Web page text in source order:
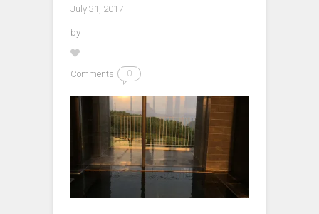
July 31, 2017
by
Comments 0